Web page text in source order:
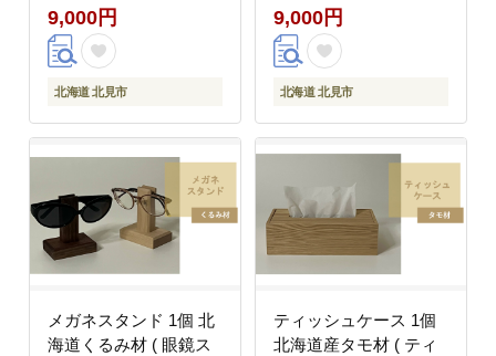
9,000円
北海道 北見市
9,000円
北海道 北見市
メガネスタンド 1個 北
海道くるみ材 ( 眼鏡ス
ティッシュケース 1個
北海道産タモ材 ( ティ